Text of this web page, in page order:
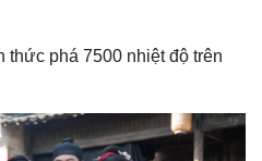
thức phá 7500 nhiệt độ trên